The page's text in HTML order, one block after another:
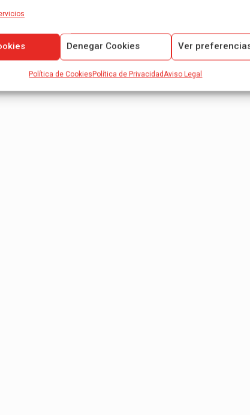
Denegar Cookies Ver
Política de CookiesPolítica de PrivacidadAviso Legal